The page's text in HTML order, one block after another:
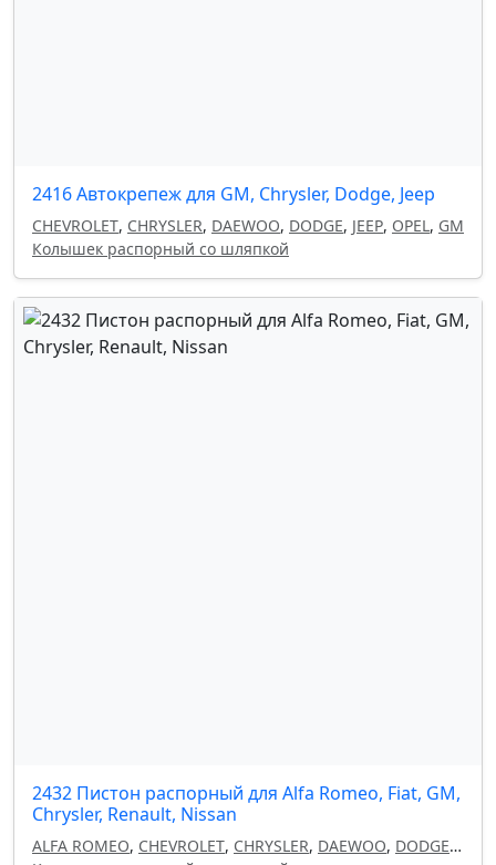
2416 Автокрепеж для GM, Chrysler, Dodge, Jeep
CHEVROLET, CHRYSLER, DAEWOO, DODGE, JEEP, OPEL, GM
Колышек распорный со шляпкой
2432 Пистон распорный для Alfa Romeo, Fiat, GM,
Chrysler, Renault, Nissan
ALFA ROMEO, CHEVROLET, CHRYSLER, DAEWOO, DODGE,